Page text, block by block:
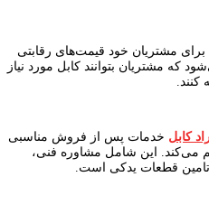
برای مشتریان خود قیمت‌های رقابتی
که مشتریان بتوانند کابل مورد نیاز
کنند.
کابل خدمات پس از فروش مناسبی
می‌کند. این شامل مشاوره فنی،
تامین قطعات یدکی است.